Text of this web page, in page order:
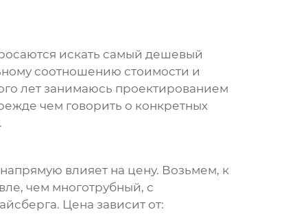
искать самый дешевый
соотношению стоимости и
лет занимаюсь проектированием
чем говорить о конкретных
влияет на цену. Возьмем, к
чем многотрубный, с
Цена зависит от: